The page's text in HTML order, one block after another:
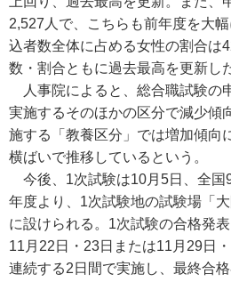
2,527人で、こちらも前年度を大
込者数全体に占める女性の割合は
数・割合ともに過去最高を更新し
人事院によると、総合職試験の
実施するそのほかの区分で減少傾
施する「教養区分」では増加傾向
横ばいで推移しているという。
今後、1次試験は10月5日、全国
年度より、1次試験地の試験場「
に設けられる。1次試験の合格発
11月22日・23日または11月29日
連続する2日間で実施し、最終合